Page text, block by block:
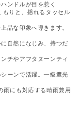
ンドルが目を惹く
もりと、揺れるタッセル
品な印象へ導きます。
自然になじみ、持つだ
チやアフタヌーンティ
ーンで活躍。一級遮光
雨にも対応する晴雨兼用